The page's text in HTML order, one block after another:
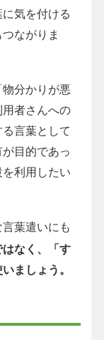
気を付ける
ながりま
分かりが悪
者さんへの
言葉として
目的であっ
利用したい
葉遣いにも
はなく、「す
ましょう。